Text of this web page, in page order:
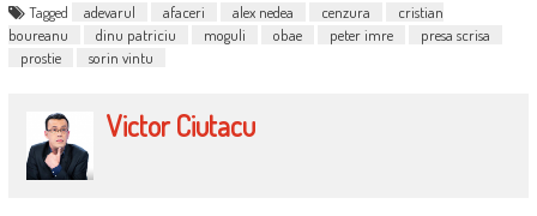
Tagged adevarul afaceri alex nedea cenzura
cristian
boureanu
dinu patriciu moguli obae peter imre
presa scrisa
prostie
sorin vintu
Victor Ciutacu